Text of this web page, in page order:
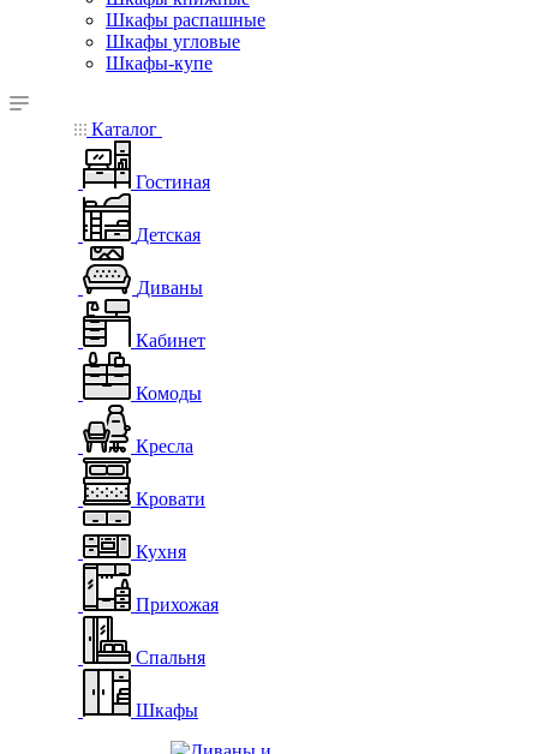
Шкафы распашные
Шкафы угловые
Шкафы-купе
Каталог
Гостиная
Детская
Диваны
Кабинет
Комоды
Кресла
Кровати
Кухня
Прихожая
Спальня
Шкафы